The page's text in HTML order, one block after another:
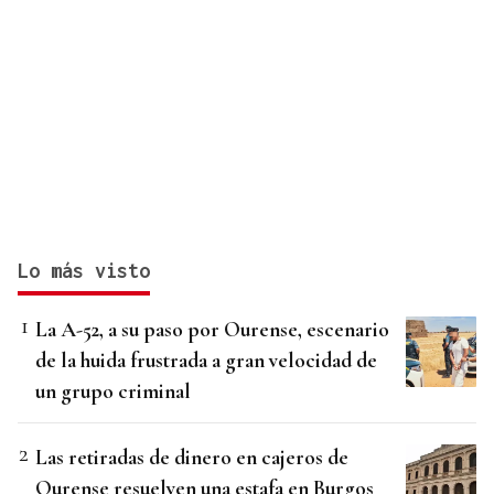
Lo más visto
La A-52, a su paso por Ourense, escenario
de la huida frustrada a gran velocidad de
un grupo criminal
Las retiradas de dinero en cajeros de
Ourense resuelven una estafa en Burgos